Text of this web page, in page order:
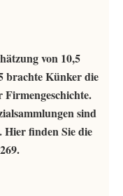
von 10,5
brachte Künker die
Firmengeschichte.
sind
finden Sie die